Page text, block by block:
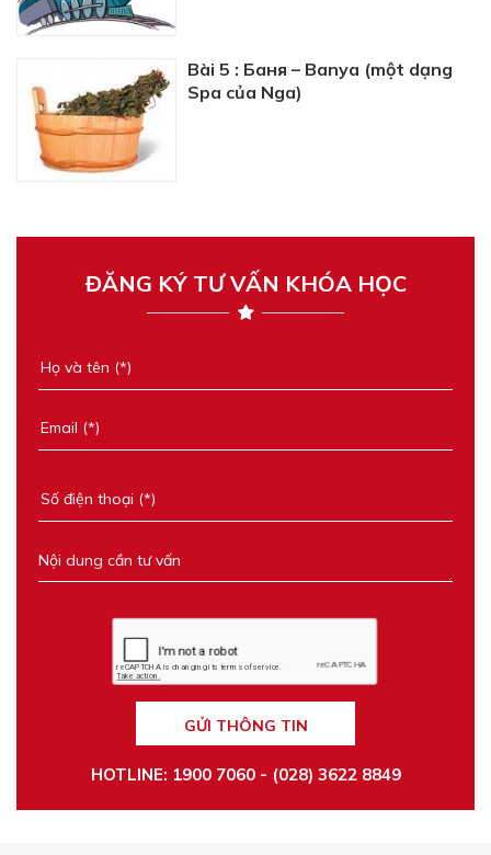
Bài 5 : Баня – Banya (một dạng
Spa của Nga)
ĐĂNG KÝ TƯ VẤN KHÓA HỌC
GỬI THÔNG TIN
HOTLINE: 1900 7060 - (028) 3622 8849